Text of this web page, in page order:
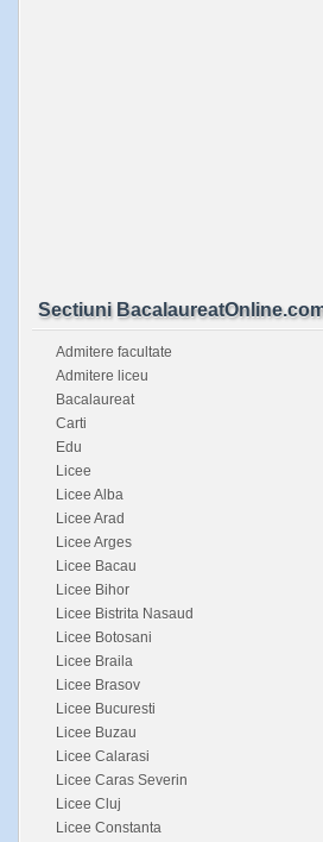
Sectiuni
Admitere facultate
Admitere liceu
Bacalaureat
Carti
Edu
Licee
Licee Alba
Licee Arad
Licee Arges
Licee Bacau
Licee Bihor
Licee Bistrita Nasaud
Licee Botosani
Licee Braila
Licee Brasov
Licee Bucuresti
Licee Buzau
Licee Calarasi
Licee Caras Severin
Licee Cluj
Licee Constanta